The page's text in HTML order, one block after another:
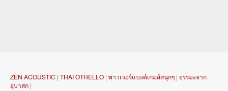
ZEN ACOUSTIC | THAI OTHELLO | พาวเวอร์แบงค์เกมส์สนุกๆ | ธรรมะจาก
อุบาสก |